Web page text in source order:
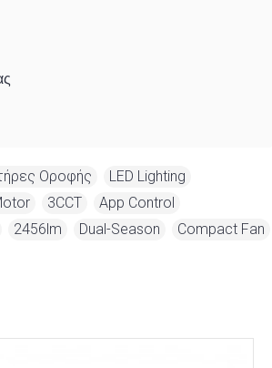
Οροφής LED Lighting
3CCT App Control
2456lm Dual-Season Compact Fan